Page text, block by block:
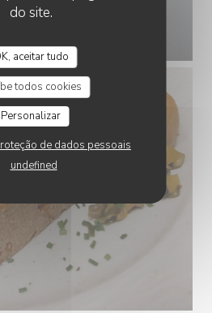
do site.
aceitar tudo
todos cookies
Personalizar
de dados pessoais
undefined